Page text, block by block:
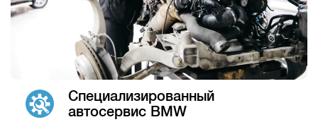
Специализированный
автосервис BMW